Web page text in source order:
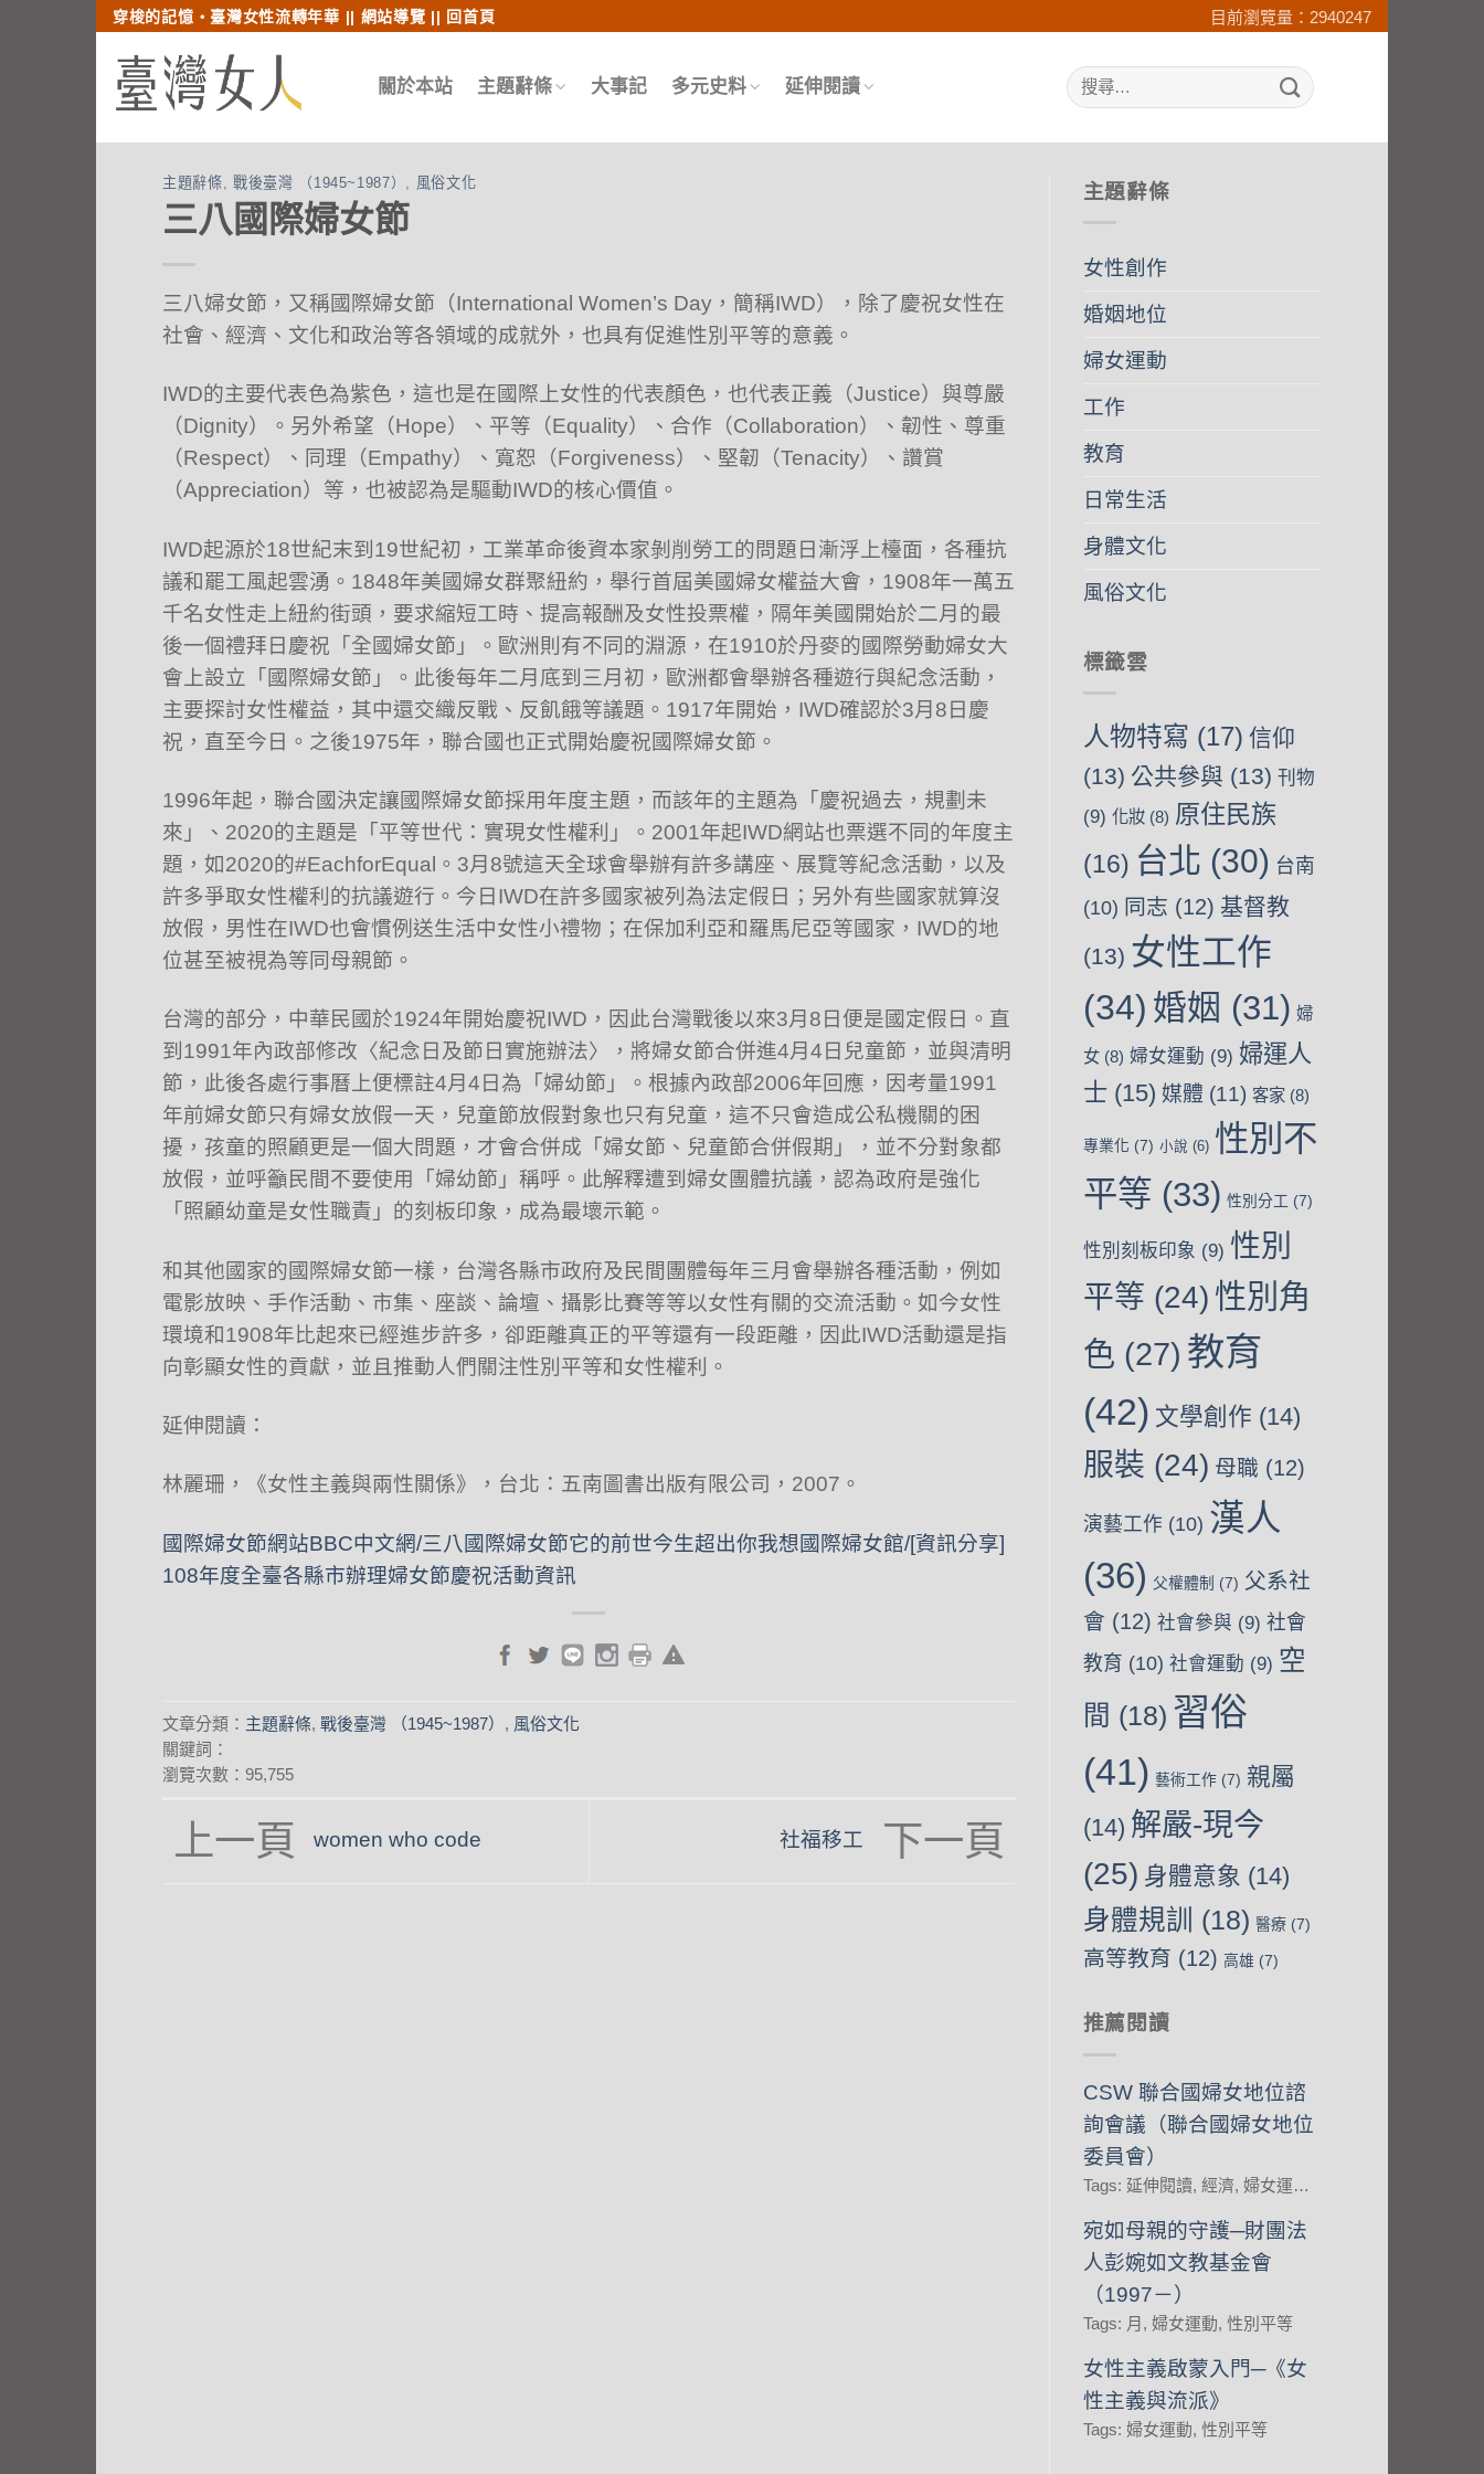
跳至內文
跳至索引列
穿梭的記憶‧臺灣女性流轉年華 || 網站導覽 || 回首頁 目前瀏覽量：2940247
關於本站 主題辭條 大事記 多元史料 延伸閱讀 search
主題辭條, 戰後臺灣 （1945~1987） , 風俗文化
三八國際婦女節
三八婦女節，又稱國際婦女節（International Women’s Day，簡稱IWD），除了慶祝女性在
社會、經濟、文化和政治等各領域的成就外，也具有促進性別平等的意義。
IWD的主要代表色為紫色，這也是在國際上女性的代表顏色，也代表正義（Justice）與尊嚴
（Dignity）。另外希望（Hope）、平等（Equality）、合作（Collaboration）、韌性、尊重
（Respect）、同理（Empathy）、寬恕（Forgiveness）、堅韌（Tenacity）、讚賞
（Appreciation）等，也被認為是驅動IWD的核心價值。
IWD起源於18世紀末到19世紀初，工業革命後資本家剝削勞工的問題日漸浮上檯面，各種抗
議和罷工風起雲湧。1848年美國婦女群聚紐約，舉行首屆美國婦女權益大會，1908年一萬五
千名女性走上紐約街頭，要求縮短工時、提高報酬及女性投票權，隔年美國開始於二月的最
後一個禮拜日慶祝「全國婦女節」。歐洲則有不同的淵源，在1910於丹麥的國際勞動婦女大
會上設立「國際婦女節」。此後每年二月底到三月初，歐洲都會舉辦各種遊行與紀念活動，
主要探討女性權益，其中還交織反戰、反飢餓等議題。1917年開始，IWD確認於3月8日慶
祝，直至今日。之後1975年，聯合國也正式開始慶祝國際婦女節。
1996年起，聯合國決定讓國際婦女節採用年度主題，而該年的主題為「慶祝過去，規劃未
來」、2020的主題是「平等世代：實現女性權利」。2001年起IWD網站也票選不同的年度主
題，如2020的#EachforEqual。3月8號這天全球會舉辦有許多講座、展覽等紀念活動，以及
許多爭取女性權利的抗議遊行。今日IWD在許多國家被列為法定假日；另外有些國家就算沒
放假，男性在IWD也會慣例送生活中女性小禮物；在保加利亞和羅馬尼亞等國家，IWD的地
位甚至被視為等同母親節。
台灣的部分，中華民國於1924年開始慶祝IWD，因此台灣戰後以來3月8日便是國定假日。直
到1991年內政部修改〈紀念日及節日實施辦法〉，將婦女節合併進4月4日兒童節，並與清明
節，此後各處行事曆上便標註4月4日為「婦幼節」。根據內政部2006年回應，因考量1991
年前婦女節只有婦女放假一天，兒童節放假對象也只有兒童，這不只會造成公私機關的困
擾，孩童的照顧更是一個大問題，才會合併成「婦女節、兒童節合併假期」，並不分對象都
放假，並呼籲民間不要使用「婦幼節」稱呼。此解釋遭到婦女團體抗議，認為政府是強化
「照顧幼童是女性職責」的刻板印象，成為最壞示範。
和其他國家的國際婦女節一樣，台灣各縣市政府及民間團體每年三月會舉辦各種活動，例如
電影放映、手作活動、市集、座談、論壇、攝影比賽等等以女性有關的交流活動。如今女性
環境和1908年比起來已經進步許多，卻距離真正的平等還有一段距離，因此IWD活動還是指
向彰顯女性的貢獻，並且推動人們關注性別平等和女性權利。
延伸閱讀：
林麗珊，《女性主義與兩性關係》，台北：五南圖書出版有限公司，2007。
國際婦女節網站BBC中文網/三八國際婦女節它的前世今生超出你我想國際婦女館/[資訊分享]
108年度全臺各縣市辦理婦女節慶祝活動資訊
文章分類： 主題辭條, 戰後臺灣 （1945~1987） , 風俗文化
關鍵詞：
瀏覽次數：95,755
women who code 社福移工
主題辭條
女性創作
婚姻地位
婦女運動
工作
教育
日常生活
身體文化
風俗文化
標籤雲
人物特寫 (17) 信仰
(13) 公共參與 (13) 刊物
(9) 化妝(8) 原住民族
(16) 台北 (30) 台南
(10) 同志 (12) 基督教
(13) 女性工作
(34) 婚姻 (31) 婦
女(8) 婦女運動 (9) 婦運人
士(15) 媒體 (11) 客家(8)
專業化 (7) 小說 (6) 性別不
平等 (33) 性別分工 (7)
性別刻板印象 (9) 性別
平等 (24) 性別角
色 (27) 教育
(42) 文學創作 (14)
服裝 (24) 母職 (12)
演藝工作 (10) 漢人
(36) 父權體制 (7) 父系社
會 (12) 社會參與 (9) 社會
教育 (10) 社會運動 (9) 空
間 (18) 習俗
(41) 藝術工作(7) 親屬
(14) 解嚴-現今
(25) 身體意象 (14)
身體規訓 (18) 醫療(7)
高等教育 (12) 高雄 (7)
推薦閱讀
CSW 聯合國婦女地位諮
詢會議（聯合國婦女地位
委員會）
Tags: 延伸閱讀, 經濟, 婦女運動, 性別平等
宛如母親的守護─財團法
人彭婉如文教基金會
（1997－）
Tags: 月, 婦女運動, 性別平等
女性主義啟蒙入門─《女
性主義與流派》
Tags: 婦女運動, 性別平等